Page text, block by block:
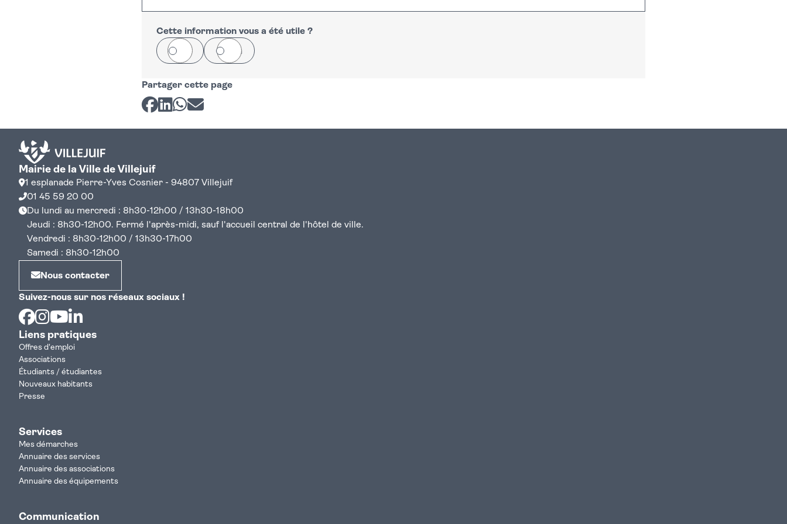
+
−
Cette information vous a été utile ?
Oui Non
Partager cette page
Partager sur Facebook
Partager sur LinkedIn
Partager sur Whatsapp
Partager par courriel
Mairie de la Ville de Villejuif
1 esplanade Pierre-Yves Cosnier - 94807 Villejuif
01 45 59 20 00
Du lundi au mercredi : 8h30-12h00 / 13h30-18h00
Jeudi : 8h30-12h00. Fermé l'après-midi, sauf l'accueil central de l'hôtel de ville.
Vendredi : 8h30-12h00 / 13h30-17h00
Samedi : 8h30-12h00
Nous contacter
Suivez-nous sur nos réseaux sociaux !
Facebook
Instagram
Youtube
Liens pratiques
Offres d'emploi
Associations
Étudiants / étudiantes
Nouveaux habitants
Presse
Services
Mes démarches
Annuaire des services
Annuaire des associations
Annuaire des équipements
Communication